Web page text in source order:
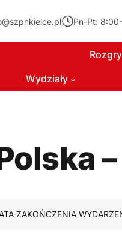
Pn-Pt:
Wydziały
ZAKOŃCZENIA